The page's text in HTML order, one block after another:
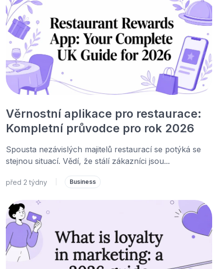
Věrnostní aplikace pro restaurace:
Kompletní průvodce pro rok 2026
Spousta nezávislých majitelů restaurací se potýká se
stejnou situací. Vědí, že stálí zákazníci jsou...
před 2 týdny Business